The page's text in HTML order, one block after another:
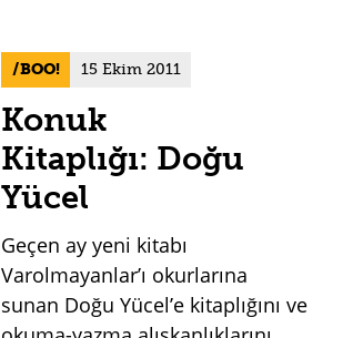
BOO! 15 Ekim 2011
Konuk
Kitaplığı: Doğu
Yücel
Geçen ay yeni kitabı
Varolmayanlar’ı okurlarına
sunan Doğu Yücel’e kitaplığını ve